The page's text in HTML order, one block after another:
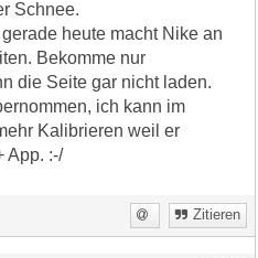
Schnee.
heute macht Nike an
Bekomme nur
die Seite gar nicht laden.
ich kann im
Kalibrieren weil er
App. :-/
Zitieren